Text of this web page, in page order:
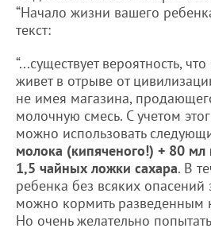
“Начало жизни вашего
текст:
“...существует вероятность,
живет в отрыве от
не имея магазина,
молочную смесь. С учетом
можно использовать
молока (кипяченого!) + 80
1,5 чайных ложки сахара. В
ребенка без всяких опасений
можно кормить разведенным
Но очень желательно